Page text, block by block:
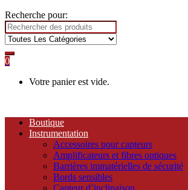
Recherche pour:
0
Votre panier est vide.
Boutique
Instrumentation
Accessoires pour capteurs
Amplificateurs et fibres optiques
Barrières immatérielles de sécurité
Bords sensibles